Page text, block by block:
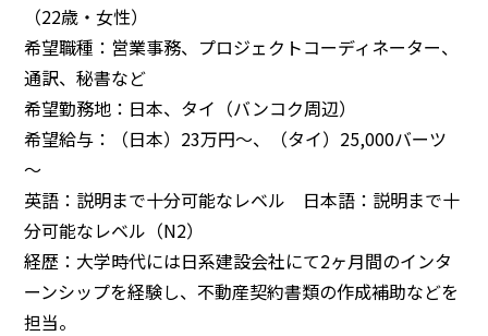
（22歳・女性）
希望職種：営業事務、プロジェクトコーディネーター、
通訳、秘書など
希望勤務地：日本、タイ（バンコク周辺）
希望給与：（日本）23万円～、（タイ）25,000バーツ
～
英語：説明まで十分可能なレベル 日本語：説明まで十
分可能なレベル（N2）
経歴：大学時代には日系建設会社にて2ヶ月間のインタ
ーンシップを経験し、不動産契約書類の作成補助などを
担当。